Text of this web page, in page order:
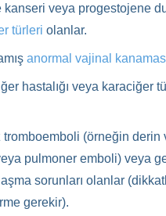
kanseri veya progestojene
türleri olanlar.
anormal vajinal
hastalığı veya karaciğer
tromboemboli (örneğin derin
pulmoner emboli) veya
sorunları olanlar
gerekir).